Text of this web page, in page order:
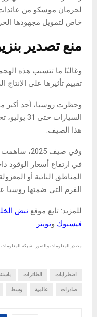
لحرمان موسكو من
خاص لتمويل مجهودها الحربي
منع تصدير
وغالبًا ما تتسبب هذه
تقييم تأثيرها على الإنتاج
وحظرت روسيا، أحد أكبر
السيارات
هذا الصيف.
وفي صيف
في ارتفاع أسعار الوقود
المناطق النائية أو
القرم التي ضمتها روسيا عام
للمزيد: تابع موقع نبض
فيسبوك وتويتر
مصدر المعلومات والصور : شبكة المعلومات
اضطرابات الطائرات
صادرات عالمية وسط